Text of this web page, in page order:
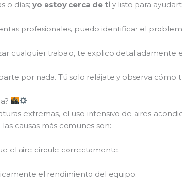
o días; yo estoy cerca de ti y listo para
profesionales, puedo identificar el
cualquier trabajo, te explico detalladamente
por nada. Tú solo relájate y observa cómo
extremas, el uso intensivo de aires
causas más comunes son:
el aire circule correctamente.
el rendimiento del equipo.